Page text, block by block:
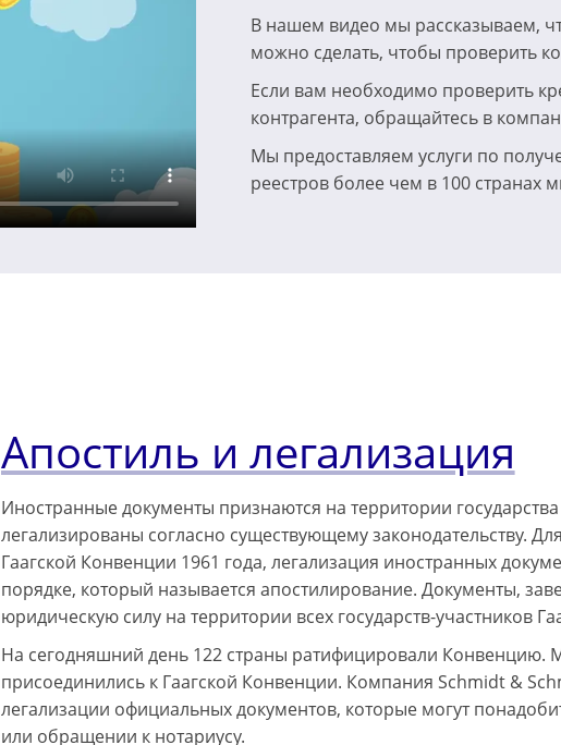
В нашем видео мы рассказываем,
можно сделать, чтобы проверить
Если вам необходимо проверить
контрагента, обращайтесь в
Мы предоставляем услуги по
реестров более чем в 100 странах
Апостиль и легализация
Иностранные документы признаются на территории
легализированы согласно существующему законодательству.
Гаагской Конвенции 1961 года, легализация иностранных
порядке, который называется апостилирование. Документы,
юридическую силу на территории всех государств-участников
На сегодняшний день 122 страны ратифицировали Конвенцию.
присоединились к Гаагской Конвенции. Компания Schmidt &
легализации официальных документов, которые могут
или обращении к нотариусу.